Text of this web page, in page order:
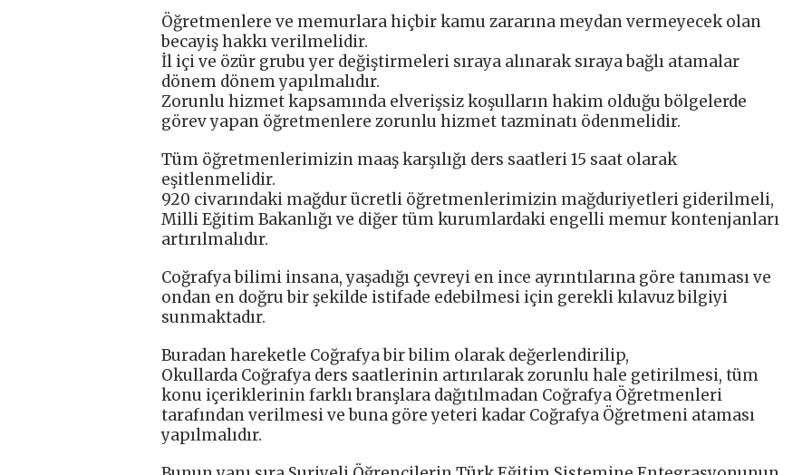
Öğretmenlere ve memurlara hiçbir kamu zararına meydan vermeyecek olan
becayiş hakkı verilmelidir.
İl içi ve özür grubu yer değiştirmeleri sıraya alınarak sıraya bağlı atamalar
dönem dönem yapılmalıdır.
Zorunlu hizmet kapsamında elverişsiz koşulların hakim olduğu bölgelerde
görev yapan öğretmenlere zorunlu hizmet tazminatı ödenmelidir.
Tüm öğretmenlerimizin maaş karşılığı ders saatleri 15 saat olarak
eşitlenmelidir.
920 civarındaki mağdur ücretli öğretmenlerimizin mağduriyetleri giderilmeli,
Milli Eğitim Bakanlığı ve diğer tüm kurumlardaki engelli memur kontenjanları
artırılmalıdır.
Coğrafya bilimi insana, yaşadığı çevreyi en ince ayrıntılarına göre tanıması ve
ondan en doğru bir şekilde istifade edebilmesi için gerekli kılavuz bilgiyi
sunmaktadır.
Buradan hareketle Coğrafya bir bilim olarak değerlendirilip,
Okullarda Coğrafya ders saatlerinin artırılarak zorunlu hale getirilmesi, tüm
konu içeriklerinin farklı branşlara dağıtılmadan Coğrafya Öğretmenleri
tarafından verilmesi ve buna göre yeteri kadar Coğrafya Öğretmeni ataması
yapılmalıdır.